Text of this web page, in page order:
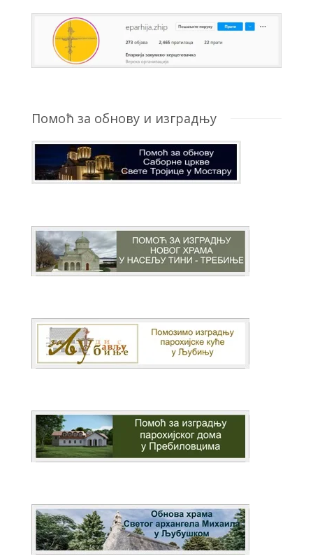
Помоћ за обнову и изградњу